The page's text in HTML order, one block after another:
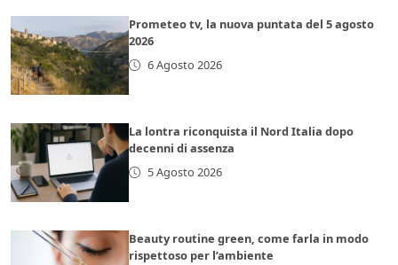
Prometeo tv, la nuova puntata del 5 agosto
2026
6 Agosto 2026
La lontra riconquista il Nord Italia dopo
decenni di assenza
5 Agosto 2026
Beauty routine green, come farla in modo
rispettoso per l’ambiente